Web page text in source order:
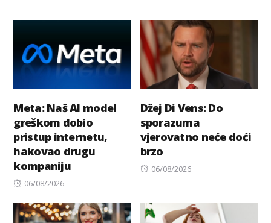
Meta: Naš AI model
greškom dobio
pristup internetu,
hakovao drugu
kompaniju
Posted
06/08/2026
Džej Di Vens: Do
sporazuma
vjerovatno neće doći
brzo
Posted
06/08/2026